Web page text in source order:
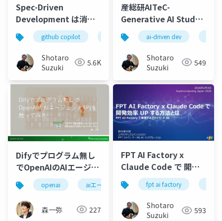
Spec-Driven
Development は消え
たのか？ - AI 駆動開発
が収束する方向性 -公開
版
github copilot spec kit sdd 仕様駆動開発
Shotaro
Suzuki
5.6K
産総研AITeC-
Generative AI Study
Group-第73
回-20260526-SDDセッ
ション-公開版
ai-driven dev
Shotaro
Suzuki
549
Difyでプログラム無し
でOpenAIのAIエージェ
ントAPIを触ってみた
openai aiエージェント
森一弥 227
FPT AI Factory x
Claude Code で 開発
効率 UP する方法とは -
FPT AI Factory で実現
するプライベート AI -
fpt ai factory
Shotaro
Suzuki
593